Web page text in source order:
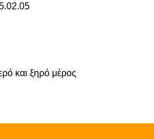
και ξηρό μέρος